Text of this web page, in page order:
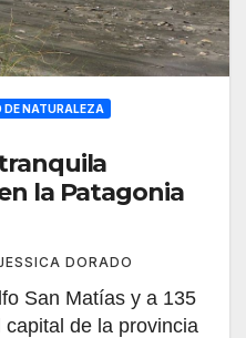
DE NATURALEZA
la Patagonia
DORADO
San Matías y a 135
de la provincia